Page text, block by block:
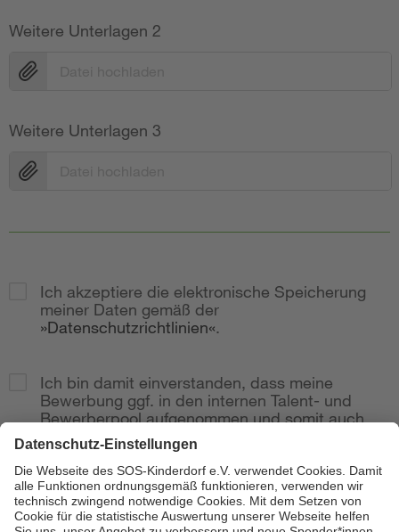
Weitere Unterlagen 2
Weitere Unterlagen 3
Ich akzeptiere die elektronische Speicherung
meiner Daten gemäß der
Datenschutzrichtlinien .
Ich bin damit einverstanden, dass meine
Bewerbung ggf. in den internen Talent- und
Bewerberpool aufgenommen und somit auch
bei weitere Stellenausschreibungen
berücksichtig wird.
Zur Anzeige
Senden